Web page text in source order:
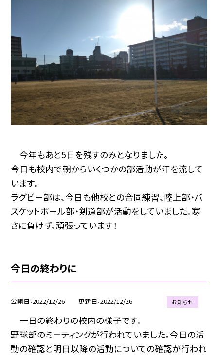
今年もあと5日を残すのみとなりました。
今日も校内で朝からいくつかの部活動が汗を流して
います。
ラグビー部は、今日も他校との合同練習、陸上部・バ
スケットボール部・剣道部が活動をしていました。寒
さに負けず、頑張っています！
今日の終わりに
公開日 2022/12/26 更新日 2022/12/26 お知らせ
一日の終わりの校内の様子です。
野球部のミーティングが行われていました。今日の活
動の確認と明日以降の活動についての確認が行われ